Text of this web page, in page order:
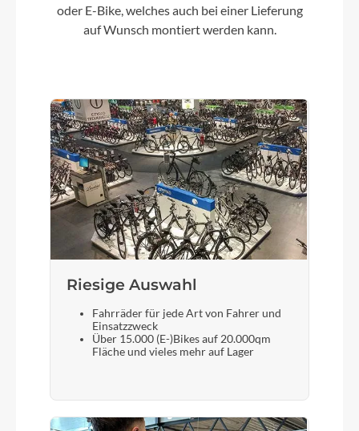
Motor
Kette
Shimano LG500
Rücklicht
FUXON RZ-100EB LED
Gewicht
ca. 27,9Kg
Scheinwerfer
oder E-Bike, welches auch bei einer Lieferung
auf Wunsch montiert werden kann.
Riesige Auswahl
Fahrräder für jede Art von Fahrer und
Einsatzzweck
Über 15.000 (E-)Bikes auf 20.000qm
Fläche und vieles mehr auf Lager